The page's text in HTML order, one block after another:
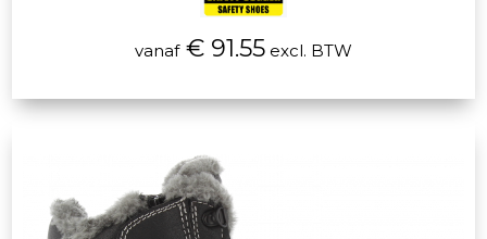
vanaf€ 91.55 excl. BTW